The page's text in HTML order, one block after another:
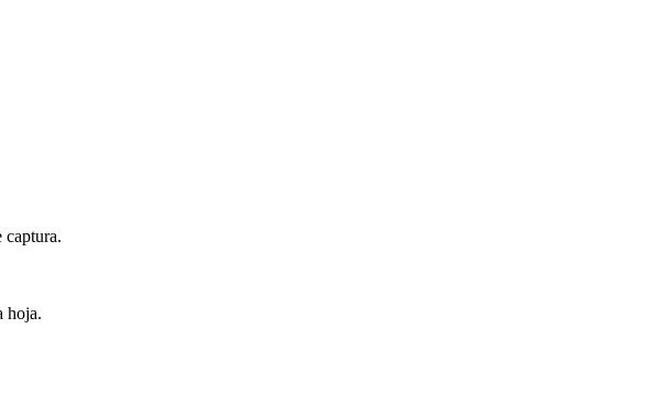
captura.
hoja.